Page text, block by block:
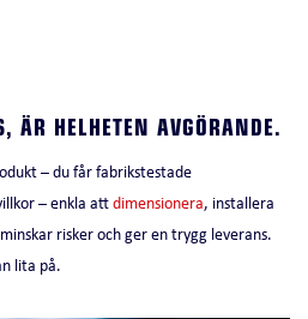
ÄR HELHETEN AVGÖRANDE.
– du får fabrikstestade
– enkla attdimensionera, installera
risker och ger en trygg leverans.
lita på.